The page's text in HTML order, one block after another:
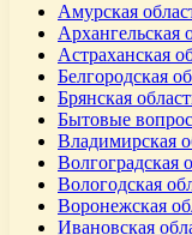
Амурская
Архангельская
Астраханская
Белгородская
Брянская
Бытовые
Владимирская
Волгоградская
Вологодская
Воронежская
Ивановская